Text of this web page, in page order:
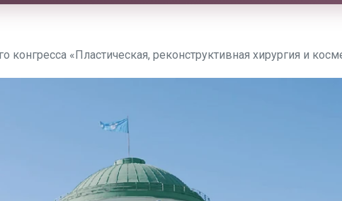
конгресса «Пластическая, реконструктивная хирургия и